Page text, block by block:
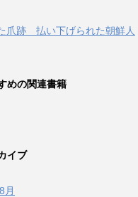
爪跡 払い下げられた朝鮮人
めの関連書籍
イブ
月